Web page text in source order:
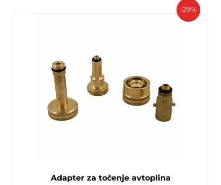
-29%
Adapter za točenje avtoplina